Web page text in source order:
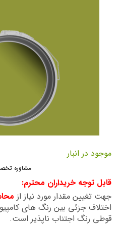
موجود در انبار
مشاوره
قابل توجه خریداران محترم:
جهت تغیین مقدار مورد نیاز از
اختلاف جزئی بین رنگ های
قوطی رنگ اجتناب ناپذیر است.